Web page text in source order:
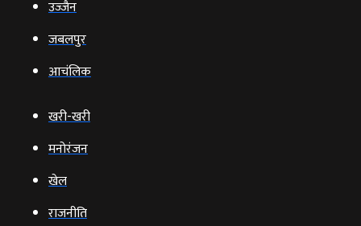
उज्‍जैन
जबलपुर
आचंलिक
खरी-खरी
मनोरंजन
खेल
राजनीति